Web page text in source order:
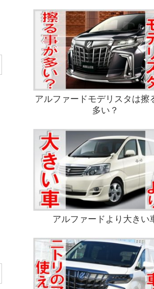
アルファードモデリスタは擦
多い？
アルファードより大きい